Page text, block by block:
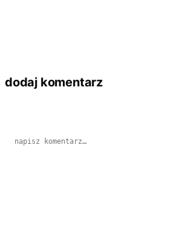
dodaj komentarz